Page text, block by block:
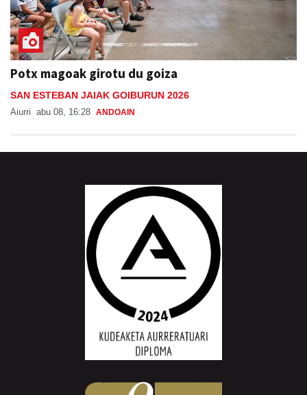
Potx magoak girotu du goiza
SAN ESTEBAN JAIAK GOIBURUN 2026
Aiurri abu 08, 16:28 ANDOAIN